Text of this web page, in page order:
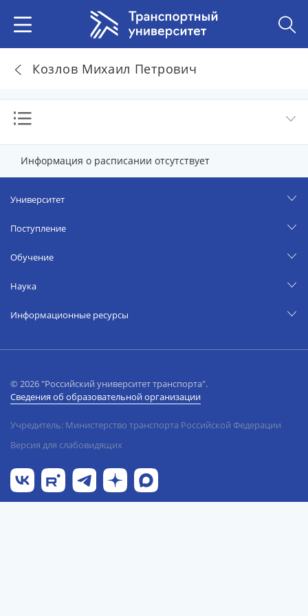
Козлов Михаил Петрович
Информация о расписании отсутствует
Университет
Поступление
Обучение
Наука
Информационные ресурсы
© 2026 "Российский университет транспорта".
Сведения об образовательной организации
Учредитель: Министерство транспорта Российской Федерации
Версия для слабовидящих